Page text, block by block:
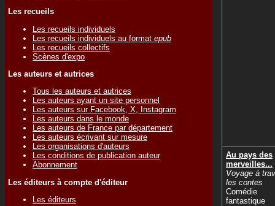
Les recueils
Les recueils individuels
Les recueils individuels au format epub
Les recueils collectifs
Scènes d'expo
Les auteurs et autrices
Tous les auteurs et autrices
Les auteurs ayant un site personnel
Les auteurs sur Facebook, X, Instagram
Les auteurs dans le monde
Les auteurs de France par département
Les auteurs écrivant sur mesure
Les organisations d'auteurs
Les conditions de publication auteur
Abonnement
Les éditeurs à compte d'éditeur
Les éditeurs
Au pays des
merveilles...
Voyage à
les contes
Comédie
fantastique